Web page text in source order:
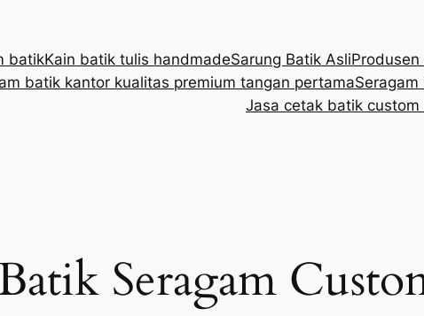
batikKain batik tulis handmadeSarung Batik Asli
batik kantor kualitas premium tangan pertama
Jasa cetak batik
Seragam